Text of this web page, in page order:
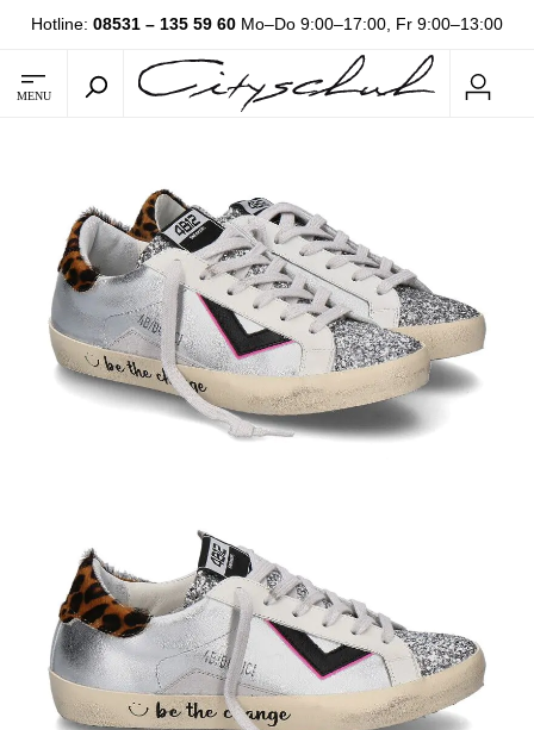
Hotline: 08531 – 135 59 60 Mo–Do 9:00–17:00, Fr 9:00–13:00
MENU